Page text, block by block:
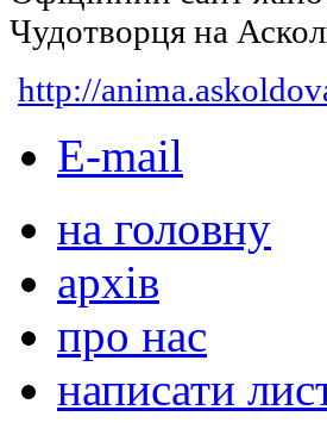
Чудотворця на
http://
E-mail
на головну
архів
про нас
написати